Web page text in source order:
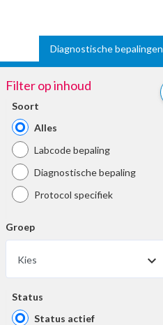
Diagnostische bepalingen
Filter op inhoud
Soort
Alles
Labcode bepaling
Diagnostische bepaling
Protocol specifiek
Groep
Kies
Status
Status actief